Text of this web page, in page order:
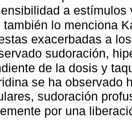
a
también lo menciona
exacerbadas a
sudoración,
de la dosis y
se ha observado
sudoración
por una